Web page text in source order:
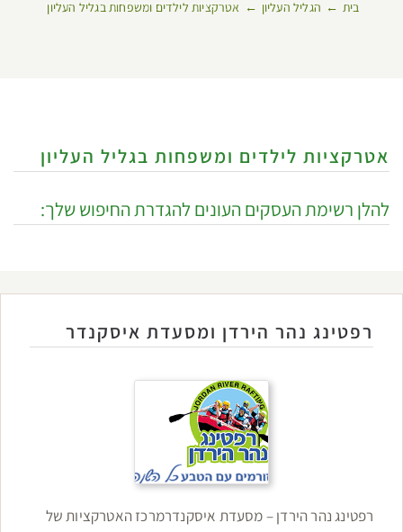
בית הגליל העליון אטרקציות לילדים ומשפחות בגליל העליון
אטרקציות לילדים ומשפחות בגליל העליון
להלן רשימת העסקים העונים להגדרת החיפוש שלך:
רפטינג נהר הירדן ומסעדת איסקנדר
רפטינג נהר הירדן – מסעדת איסקנדר ​מרכז האטרקציות של